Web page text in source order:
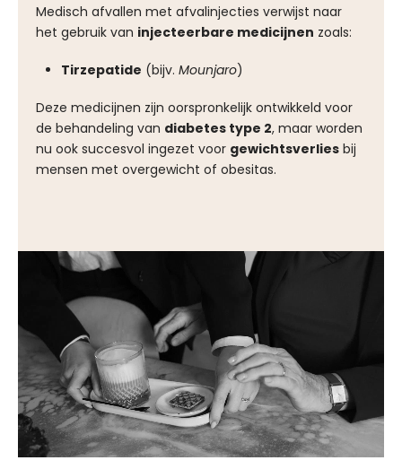
Medisch afvallen met afvalinjecties verwijst naar
het gebruik van injecteerbare medicijnen zoals:
Tirzepatide (bijv.Mounjaro)
Deze medicijnen zijn oorspronkelijk ontwikkeld voor
de behandeling van diabetes type 2, maar worden
nu ook succesvol ingezet voor gewichtsverlies bij
mensen met overgewicht of obesitas.